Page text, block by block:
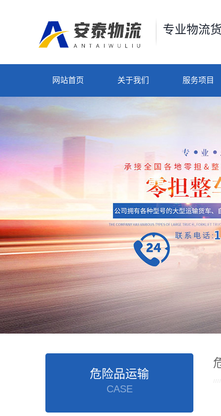
专业物流
网站首页 关于我们 服务项目
危险品运输
CASE